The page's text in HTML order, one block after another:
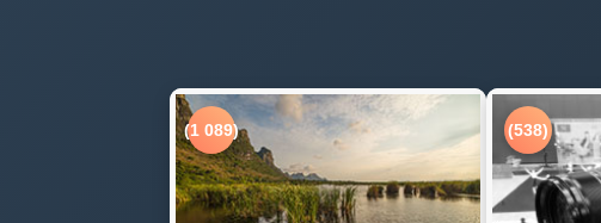
(1 089) (538)